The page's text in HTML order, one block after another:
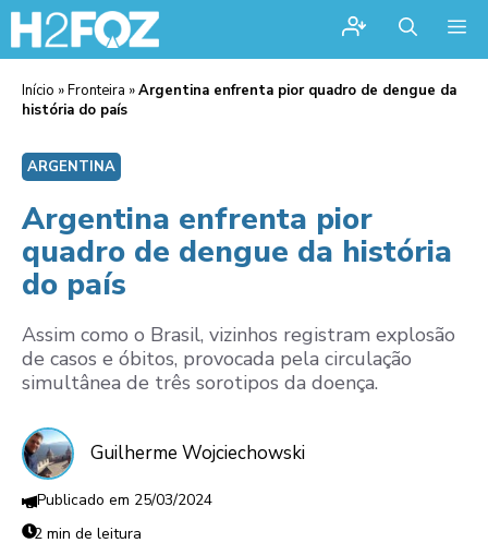
Início »Fronteira »Argentina enfrenta pior quadro de dengue da
história do país
ARGENTINA
Argentina enfrenta pior
quadro de dengue da história
do país
Assim como o Brasil, vizinhos registram explosão
de casos e óbitos, provocada pela circulação
simultânea de três sorotipos da doença.
Guilherme Wojciechowski
25/03/2024
2 min de leitura